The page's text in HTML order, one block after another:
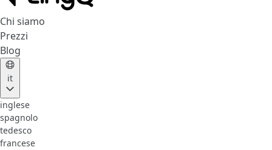
Chi siamo
Prezzi
Blog
it
inglese
spagnolo
tedesco
francese